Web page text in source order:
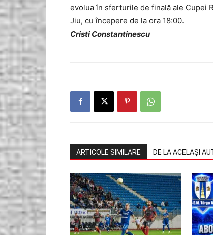
evolua în sferturile de finală ale Cupei
Jiu, cu începere de la ora 18:00.
Cristi Constantinescu
ARTICOLE SIMILARE DE LA ACELAȘI